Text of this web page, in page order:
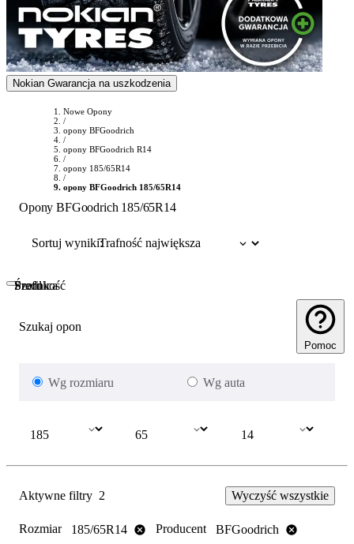
Nokian Gwarancja na uszkodzenia
Nowe Opony
/
opony BFGoodrich
/
opony BFGoodrich R14
/
opony 185/65R14
/
opony BFGoodrich 185/65R14
Opony BFGoodrich 185/65R14
Sortuj wyniki:
Szukaj opon
Pomoc
Wg rozmiaru Wg auta
Szerokość
Profil
Średnica
Aktywne filtry 2 Wyczyść wszystkie
Rozmiar 185/65R14 Producent BFGoodrich